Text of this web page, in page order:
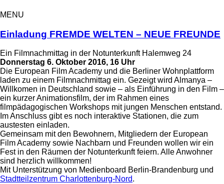
MENU
Einladung FREMDE WELTEN – NEUE FREUNDE
Ein Filmnachmittag in der Notunterkunft Halemweg 24
Donnerstag 6. Oktober 2016, 16 Uhr
Die European Film Academy und die Berliner Wohnplattform
laden zu einem Filmnachmittag ein. Gezeigt wird Almanya –
Willkomen in Deutschland sowie – als Einführung in den Film –
ein kurzer Animationsfilm, der im Rahmen eines
filmpädagogischen Workshops mit jungen Menschen entstand.
Im Anschluss gibt es noch interaktive Stationen, die zum
austesten einladen.
Gemeinsam mit den Bewohnern, Mitgliedern der European
Film Academy sowie Nachbarn und Freunden wollen wir ein
Fest in den Räumen der Notunterkunft feiern. Alle Anwohner
sind herzlich willkommen!
Mit Unterstützung von Medienboard Berlin-Brandenburg und
Stadtteilzentrum Charlottenburg-Nord.